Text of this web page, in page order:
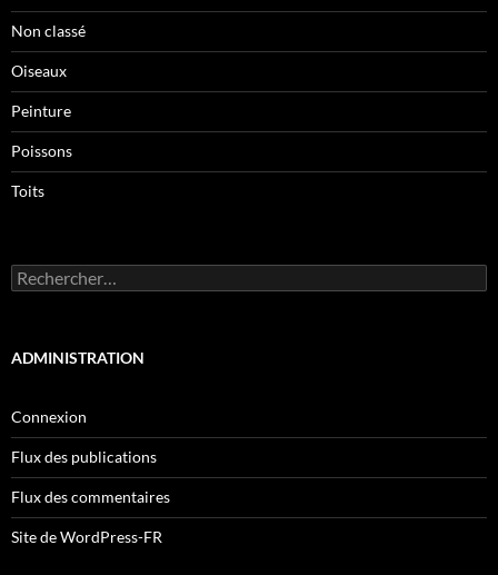
Non classé
Oiseaux
Peinture
Poissons
Toits
Rechercher :
ADMINISTRATION
Connexion
Flux des publications
Flux des commentaires
Site de WordPress-FR